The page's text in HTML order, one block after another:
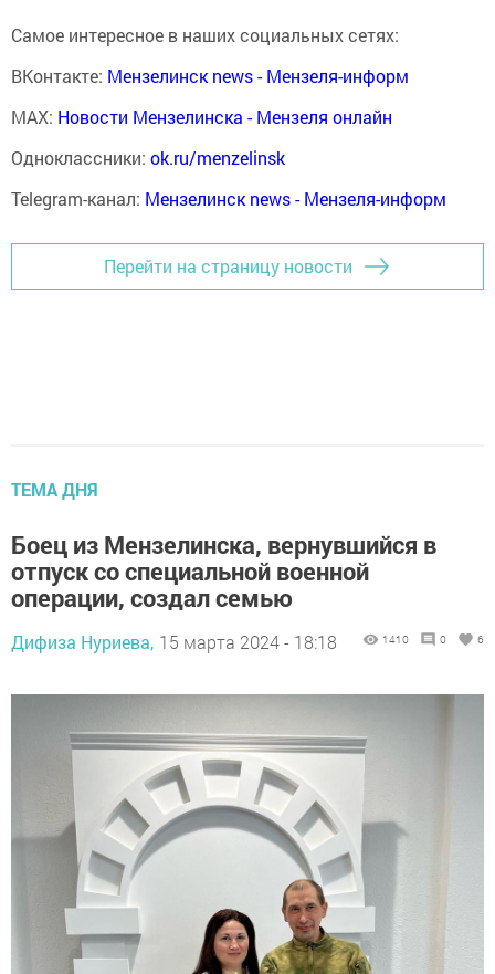
Самое интересное в наших социальных сетях:
ВКонтакте: Мензелинск news - Мензеля-информ
MAX: Новости Мензелинска - Мензеля онлайн
Одноклассники: ok.ru/menzelinsk
Telegram-канал: Мензелинск news - Мензеля-информ
Перейти на страницу новости
ТЕМА ДНЯ
Боец из Мензелинска, вернувшийся в
отпуск со специальной военной
операции, создал семью
Дифиза Нуриева, 15 марта 2024 - 18:18 1410 0 6